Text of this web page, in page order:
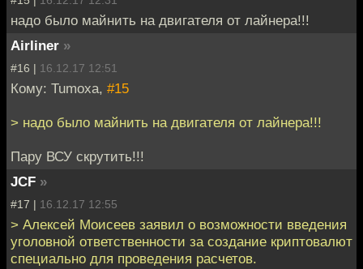
надо было майнить на двигателя от лайнера!!!
Airliner »
#16 | 16.12.17 12:51
Кому: Tumoxa, #15
> надо было майнить на двигателя от лайнера!!!
Пару ВСУ скрутить!!!
JCF »
#17 | 16.12.17 12:55
> Алексей Моисеев заявил о возможности введения
уголовной ответственности за создание криптовалют
специально для проведения расчетов.